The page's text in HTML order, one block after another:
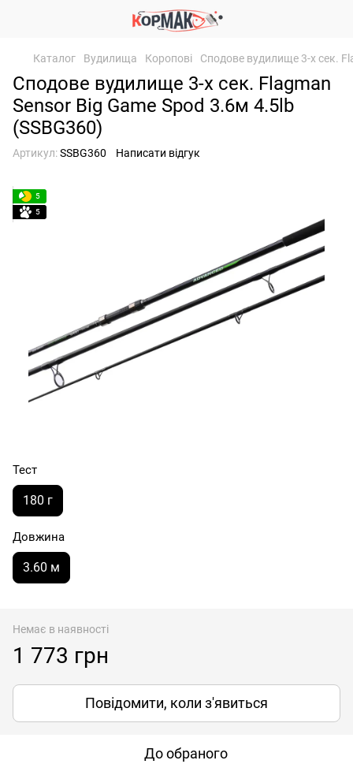
Каталог Вудилища Коропові Сподове вудилище 3-х сек.
Сподове вудилище 3-х сек. Flagman
Sensor Big Game Spod 3.6м 4.5lb
(SSBG360)
Артикул:SSBG360 Написати відгук
5
5
Тест
180 г
Довжина
3.60 м
Немає в наявності
1 773 грн
Повідомити, коли з'явиться
До обраного